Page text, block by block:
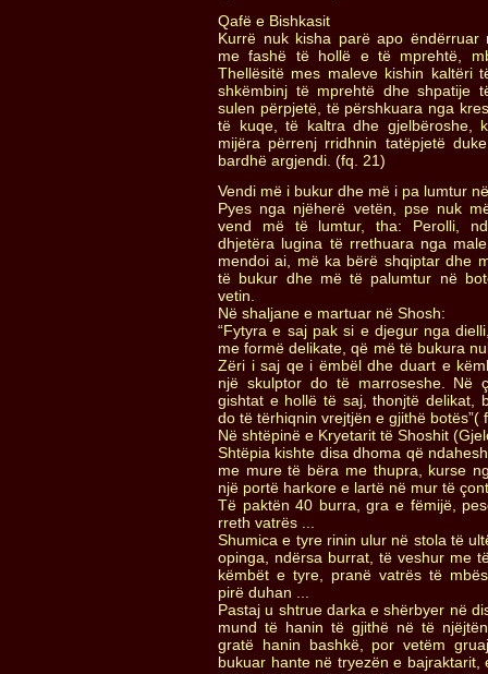
Qafë e Bishkasit
Kurrë nuk kisha parë apo ëndërruar
me fashë të hollë e të mprehtë,
Thellësitë mes maleve kishin kaltëri
shkëmbinj të mprehtë dhe shpatije
sulen përpjetë, të përshkuara nga
të kuqe, të kaltra dhe gjelbëroshe,
mijëra përrenj rridhnin tatëpjetë
bardhë argjendi. (fq. 21)
Vendi më i bukur dhe më i pa lumtur
Pyes nga njëherë vetën, pse nuk
vend më të lumtur, tha: Perolli,
dhjetëra lugina të rrethuara nga
mendoi ai, më ka bërë shqiptar dhe
të bukur dhe më të palumtur në
vetin.
Në shaljane e martuar në Shosh:
“Fytyra e saj pak si e djegur nga
me formë delikate, që më të bukura
Zëri i saj qe i ëmbël dhe duart e
një skulptor do të marroseshe. Në
gishtat e hollë të saj, thonjtë delikat,
do të tërhiqnin vrejtjën e gjithë botës”(
Në shtëpinë e Kryetarit të Shoshit
Shtëpia kishte disa dhoma që
me mure të bëra me thupra, kurse
një portë harkore e lartë në mur të
Të paktën 40 burra, gra e fëmijë,
rreth vatrës ...
Shumica e tyre rinin ulur në stola të
opinga, ndërsa burrat, të veshur me
këmbët e tyre, pranë vatrës të
pirë duhan ...
Pastaj u shtrue darka e shërbyer në
mund të hanin të gjithë në të
gratë hanin bashkë, por vetëm
bukuar hante në tryezën e bajraktarit,